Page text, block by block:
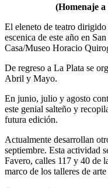
(Homenaje a
El eleneto de teatro
escenica de este año en
Casa/Museo Horacio
De regreso a La Plata se
Abril y Mayo.
En junio, julio y agosto
este genial salteño y
futura edición.
Actualmente desarrollan
septiembre. Esta actividad
Favero, calles 117 y 40 de
marco de los talleres de